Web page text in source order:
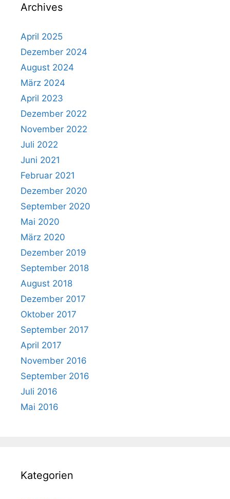
Archives
April 2025
Dezember 2024
August 2024
März 2024
April 2023
Dezember 2022
November 2022
Juli 2022
Juni 2021
Februar 2021
Dezember 2020
September 2020
Mai 2020
März 2020
Dezember 2019
September 2018
August 2018
Dezember 2017
Oktober 2017
September 2017
April 2017
November 2016
September 2016
Juli 2016
Mai 2016
Kategorien